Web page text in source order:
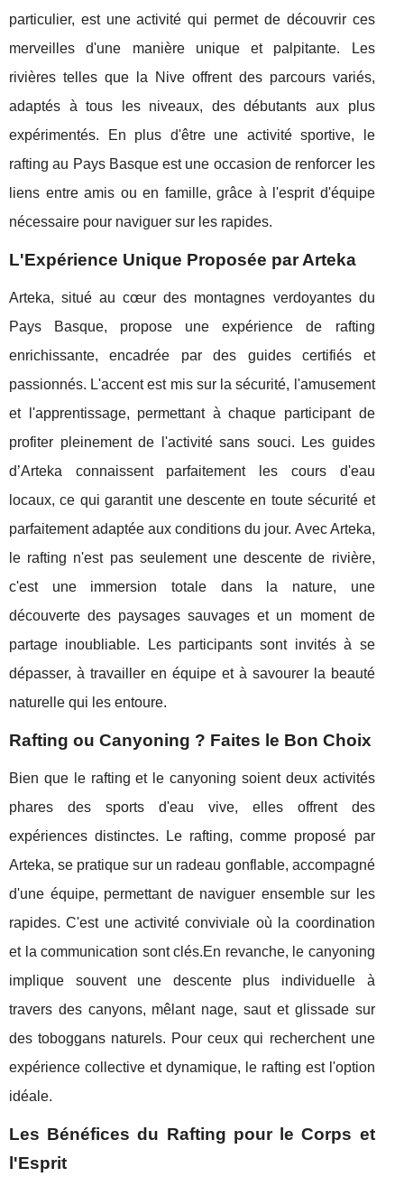
particulier, est une activité qui permet de découvrir ces
merveilles d'une manière unique et palpitante. Les
rivières telles que la Nive offrent des parcours variés,
adaptés à tous les niveaux, des débutants aux plus
expérimentés. En plus d'être une activité sportive, le
rafting au Pays Basque est une occasion de renforcer les
liens entre amis ou en famille, grâce à l'esprit d'équipe
nécessaire pour naviguer sur les rapides.
L'Expérience Unique Proposée par Arteka
Arteka, situé au cœur des montagnes verdoyantes du
Pays Basque, propose une expérience de rafting
enrichissante, encadrée par des guides certifiés et
passionnés. L'accent est mis sur la sécurité, l'amusement
et l'apprentissage, permettant à chaque participant de
profiter pleinement de l'activité sans souci. Les guides
d’Arteka connaissent parfaitement les cours d'eau
locaux, ce qui garantit une descente en toute sécurité et
parfaitement adaptée aux conditions du jour. Avec Arteka,
le rafting n'est pas seulement une descente de rivière,
c'est une immersion totale dans la nature, une
découverte des paysages sauvages et un moment de
partage inoubliable. Les participants sont invités à se
dépasser, à travailler en équipe et à savourer la beauté
naturelle qui les entoure.
Rafting ou Canyoning ? Faites le Bon Choix
Bien que le rafting et le canyoning soient deux activités
phares des sports d'eau vive, elles offrent des
expériences distinctes. Le rafting, comme proposé par
Arteka, se pratique sur un radeau gonflable, accompagné
d'une équipe, permettant de naviguer ensemble sur les
rapides. C'est une activité conviviale où la coordination
et la communication sont clés.En revanche, le canyoning
implique souvent une descente plus individuelle à
travers des canyons, mêlant nage, saut et glissade sur
des toboggans naturels. Pour ceux qui recherchent une
expérience collective et dynamique, le rafting est l'option
idéale.
Les Bénéfices du Rafting pour le Corps et
l'Esprit